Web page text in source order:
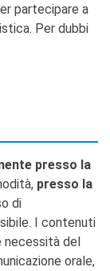
partecipare a
Per dubbi
presso la
presso la
di
I contenuti
necessità del
orale,